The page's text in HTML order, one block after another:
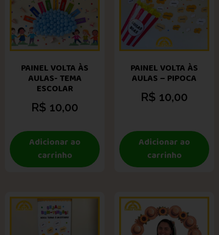
PAINEL VOLTA ÀS
AULAS- TEMA
ESCOLAR
R$ 10,00
Adicionar ao
carrinho
PAINEL VOLTA ÀS
AULAS – PIPOCA
R$ 10,00
Adicionar ao
carrinho